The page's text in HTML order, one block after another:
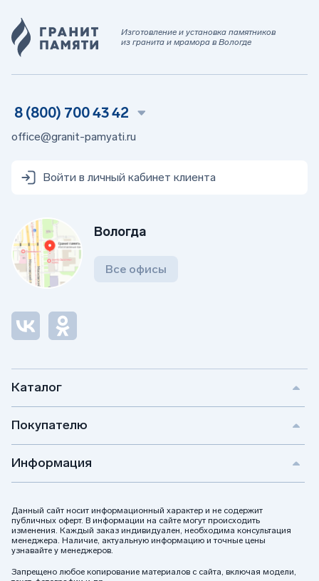
Изготовление и установка памятников
из гранита и мрамора в Вологде
Каталог
Покупателю
Информация
Данный сайт носит информационный характер и не содержит
публичных оферт. В информации на сайте могут происходить
изменения. Каждый заказ индивидуален, необходима консультация
менеджера. Наличие, актуальную информацию и точные цены
узнавайте у менеджеров.
Запрещено любое копирование материалов с сайта, включая модели,
8 (800) 700 43 42
office@granit-pamyati.ru
Войти в личный кабинет клиента
Вологда
Все офисы